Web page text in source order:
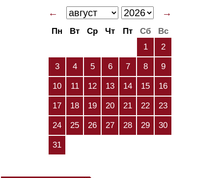
← →
Пн Вт Ср Чт Пт Сб
Вс
1
2
3 4 5 6 7 8 9
10 11 12 13 14 15 16
17 18 19 20 21 22 23
24 25 26 27 28 29 30
31